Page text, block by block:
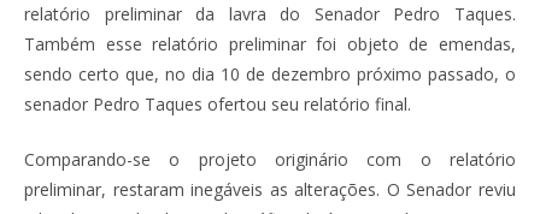
relatório preliminar da lavra do Senador Pedro Taques.
Também esse relatório preliminar foi objeto de emendas,
sendo certo que, no dia 10 de dezembro próximo passado, o
senador Pedro Taques ofertou seu relatório final.
Comparando-se o projeto originário com o relatório
preliminar, restaram inegáveis as alterações. O Senador reviu